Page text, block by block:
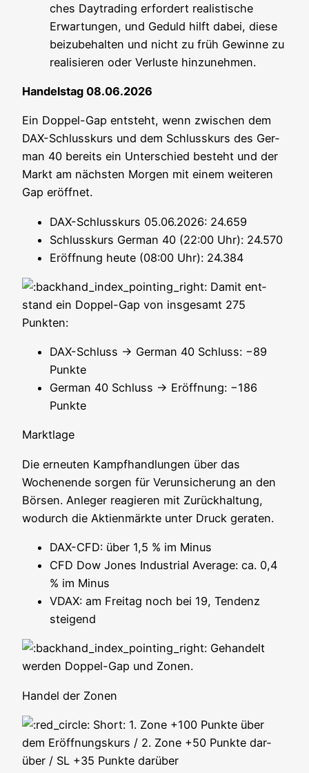
ches Day­tra­ding erfor­dert rea­lis­ti­sche
Erwar­tun­gen, und Geduld hilft dabei, die­se
bei­zu­be­hal­ten und nicht zu früh Gewin­ne zu
rea­li­sie­ren oder Ver­lus­te hinzunehmen.
Han­dels­tag 08.06.2026
Ein Dop­pel-Gap ent­steht, wenn zwi­schen dem
DAX-Schluss­kurs und dem Schluss­kurs des Ger­
man 40 bereits ein Unter­schied besteht und der
Markt am nächs­ten Mor­gen mit einem wei­te­ren
Gap eröffnet.
DAX-Schluss­kurs 05.06.2026: 24.659
Schluss­kurs Ger­man 40 (22:00 Uhr): 24.570
Eröff­nung heu­te (08:00 Uhr): 24.384
Damit ent­
stand ein Dop­pel-Gap von ins­ge­samt 275
Punkten:
DAX-Schluss → Ger­man 40 Schluss: −89
Punkte
Ger­man 40 Schluss → Eröff­nung: −186
Punkte
Markt­la­ge
Die erneu­ten Kampf­hand­lun­gen über das
Wochen­en­de sor­gen für Ver­un­si­che­rung an den
Bör­sen. Anle­ger reagie­ren mit Zurück­hal­tung,
wodurch die Akti­en­märk­te unter Druck geraten.
DAX-CFD: über 1,5 % im Minus
CFD Dow Jones Indus­tri­al Avera­ge: ca. 0,4
% im Minus
VDAX: am Frei­tag noch bei 19, Ten­denz
steigend
Gehan­delt
wer­den Dop­pel-Gap und Zonen.
Han­del der Zonen
Short: 1. Zone +100 Punk­te über
dem Eröff­nungs­kurs / 2. Zone +50 Punk­te dar­
über / SL +35 Punk­te darüber